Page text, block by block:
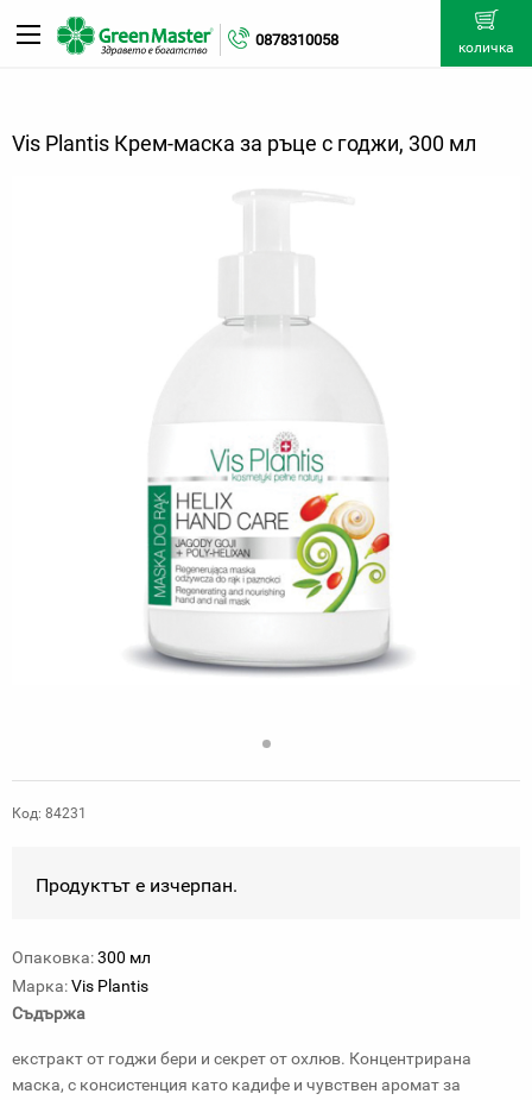
0878310058 количка
Vis Plantis Крем-маска за ръце с годжи, 300 мл
Код: 84231
Продуктът е изчерпан.
Опаковка:300 мл
Марка:Vis Plantis
Съдържа
екстракт от годжи бери и секрет от охлюв. Концентрирана
маска, с консистенция като кадифе и чувствен аромат за